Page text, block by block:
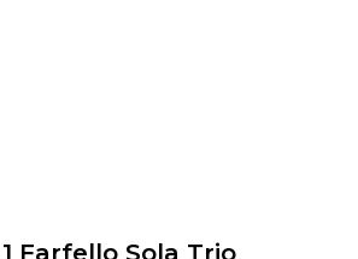
Farfello Sola Trio